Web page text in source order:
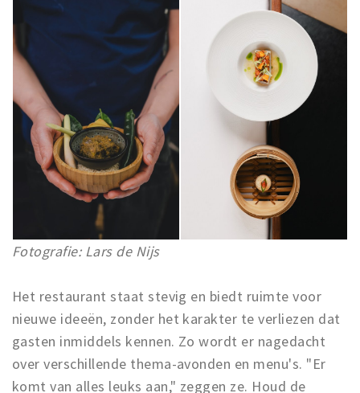
Fotografie: Lars de Nijs
Het restaurant staat stevig en biedt ruimte voor
nieuwe ideeën, zonder het karakter te verliezen dat
gasten inmiddels kennen. Zo wordt er nagedacht
over verschillende thema-avonden en menu's. "Er
komt van alles leuks aan," zeggen ze. Houd de